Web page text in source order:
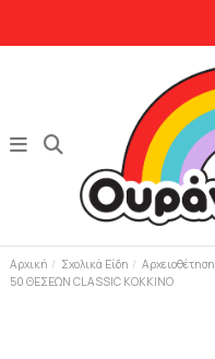
Αρχική Σχολικά Είδη Αρχειοθέτηση
50 ΘΕΣΕΩΝ CLASSIC ΚΟΚΚΙΝΟ